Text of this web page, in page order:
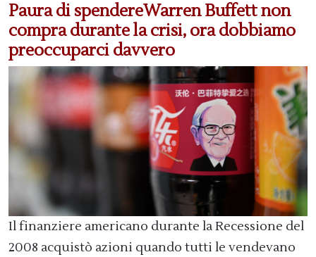
Paura di spendereWarren Buffett non
compra durante la crisi, ora dobbiamo
preoccuparci davvero
Il finanziere americano durante la Recessione del
2008 acquistò azioni quando tutti le vendevano